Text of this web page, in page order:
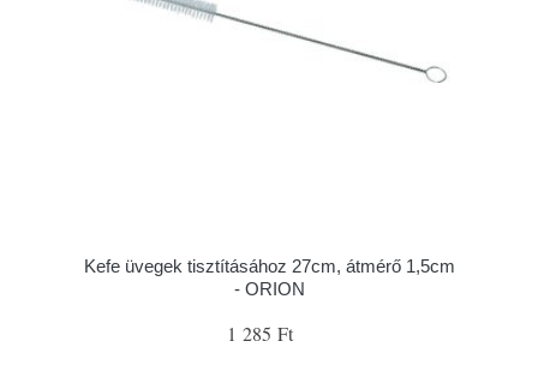
Kefe üvegek tisztításához 27cm, átmérő 1,5cm
- ORION
1 285 Ft